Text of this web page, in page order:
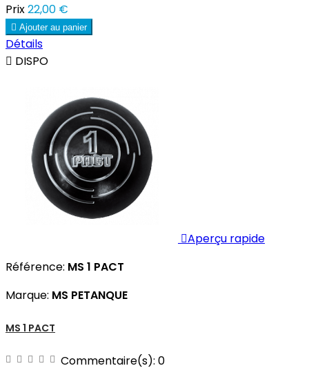
Prix22,00 €
 Ajouter au panier
Détails
 DISPO
Aperçu rapide
Référence: MS 1 PACT
Marque: MS PETANQUE
MS 1 PACT
Commentaire(s): 0